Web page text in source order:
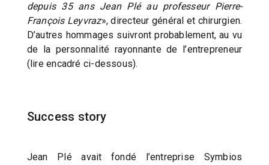
depuis 35 ans Jean Plé au professeur Pierre-
François Leyvraz», directeur général et chirurgien.
D’autres hommages suivront probablement, au vu
de la personnalité rayonnante de l’entrepreneur
(lire encadré ci-dessous).
Success story
Jean Plé avait fondé l’entreprise Symbios